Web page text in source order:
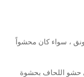
، سواء كان محشواً
حشو اللحاف بحشوة